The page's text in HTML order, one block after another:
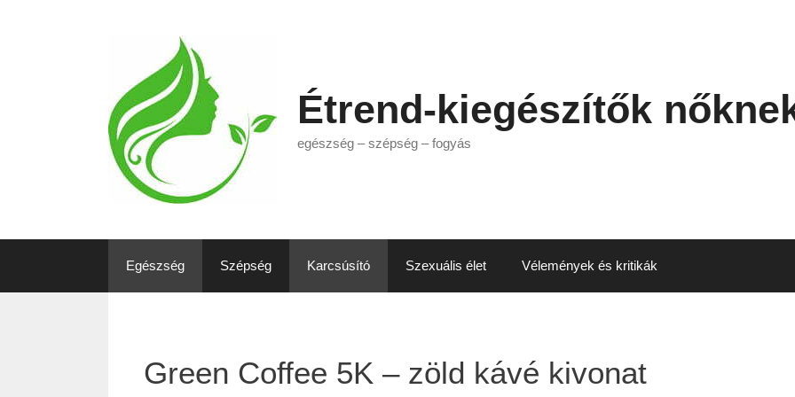
Étrend-kiegészítők
egészség – szépség – fogyás
Egészség Szépség Karcsúsító Szexuális élet Vélemények és kritikák
Green Coffee 5K – zöld kávé kivonat